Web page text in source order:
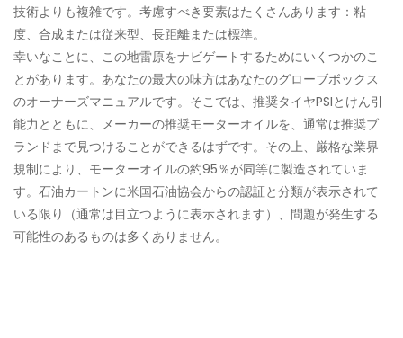
技術よりも複雑です。考慮すべき要素はたくさんあります：粘
度、合成または従来型、長距離または標準。
幸いなことに、この地雷原をナビゲートするためにいくつかのこ
とがあります。あなたの最大の味方はあなたのグローブボックス
のオーナーズマニュアルです。そこでは、推奨タイヤPSIとけん引
能力とともに、メーカーの推奨モーターオイルを、通常は推奨ブ
ランドまで見つけることができるはずです。その上、厳格な業界
規制により、モーターオイルの約95％が同等に製造されていま
す。石油カートンに米国石油協会からの認証と分類が表示されて
いる限り（通常は目立つように表示されます）、問題が発生する
可能性のあるものは多くありません。